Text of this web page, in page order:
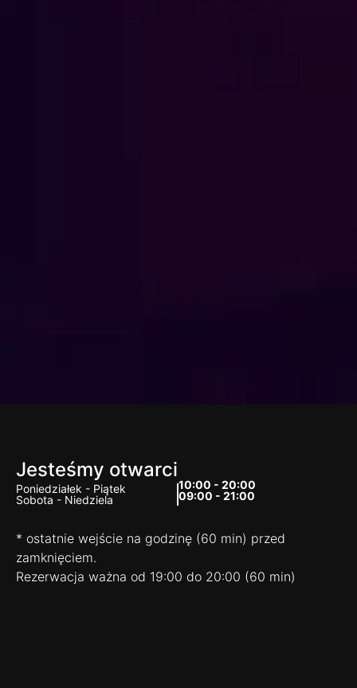
Jesteśmy otwarci
* ostatnie wejście na godzinę (60 min) przed
zamknięciem.
Rezerwacja ważna od 19:00 do 20:00 (60 min)
Poniedziałek - Piątek
Sobota - Niedziela
10:00 - 20:00
09:00 - 21:00